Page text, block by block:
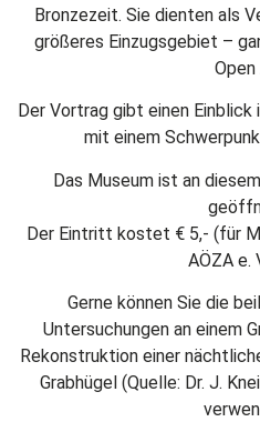
Bronzezeit. Sie dienten als
größeres Einzugsgebiet –
Open
Der Vortrag gibt einen
mit einem
Das Museum ist an
Der Eintritt kostet € 5,- (für
AÖZA e.
Gerne können Sie die
Untersuchungen an einem
Rekonstruktion einer
Grabhügel (Quelle: Dr. J.